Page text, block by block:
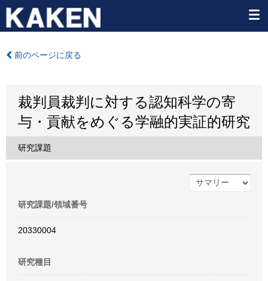
前のページに戻る
裁判員裁判に対する認知科学の寄
与・貢献をめぐる学融的実証的研究
研究課題
研究課題/領域番号
20330004
研究種目